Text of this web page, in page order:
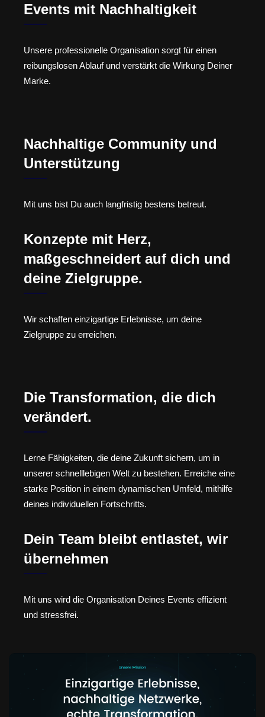
Events mit Nachhaltigkeit
Unsere professionelle Organisation sorgt für einen
reibungslosen Ablauf und verstärkt die Wirkung Deiner
Marke.
Nachhaltige Community und
Unterstützung
Mit uns bist Du auch langfristig bestens betreut.
Konzepte mit Herz,
maßgeschneidert auf dich und
deine Zielgruppe.
Wir schaffen einzigartige Erlebnisse, um deine
Zielgruppe zu erreichen.
Die Transformation, die dich
verändert.
Lerne Fähigkeiten, die deine Zukunft sichern, um in
unserer schnelllebigen Welt zu bestehen. Erreiche eine
starke Position in einem dynamischen Umfeld, mithilfe
deines individuellen Fortschritts.
Dein Team bleibt entlastet, wir
übernehmen
Mit uns wird die Organisation Deines Events effizient
und stressfrei.